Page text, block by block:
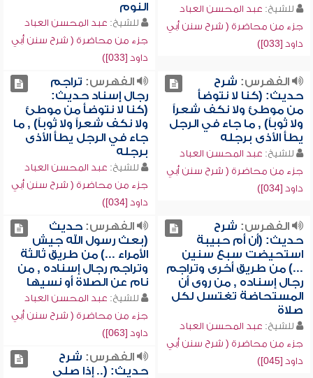
للشيخ: عبد المحسن العباد
جزء من محاضرة ( شرح سنن أبي
داود [033])
النوم
للشيخ: عبد المحسن العباد
جزء من محاضرة ( شرح سنن أبي
داود [033])
الفهرس: شرح
حديث: (كنا لا نتوضأ
من موطئ ولا نكف شعراً
ولا ثوباً) , ما جاء في الرجل
يطأ الأذى برجله
للشيخ: عبد المحسن العباد
جزء من محاضرة ( شرح سنن أبي
داود [034])
الفهرس: تراجم
رجال إسناد حديث:
(كنا لا نتوضأ من موطئ
ولا نكف شعراً ولا ثوباً) , ما
جاء في الرجل يطأ الأذى
برجله
للشيخ: عبد المحسن العباد
جزء من محاضرة ( شرح سنن أبي
داود [034])
الفهرس: شرح
حديث: (أن أم حبيبة
استحيضت سبع سنين
...) من طريق أخرى وتراجم
رجال إسناده , من روى أن
المستحاضة تغتسل لكل
صلاة
للشيخ: عبد المحسن العباد
جزء من محاضرة ( شرح سنن أبي
داود [045])
الفهرس:حديث
(بعث رسول الله جيش
الأمراء ...) من طريق ثالثة
وتراجم رجال إسناده , من
نام عن الصلاة أو نسيها
للشيخ: عبد المحسن العباد
جزء من محاضرة ( شرح سنن أبي
داود [063])
الفهرس: شرح
حديث: (.. إذا صلى